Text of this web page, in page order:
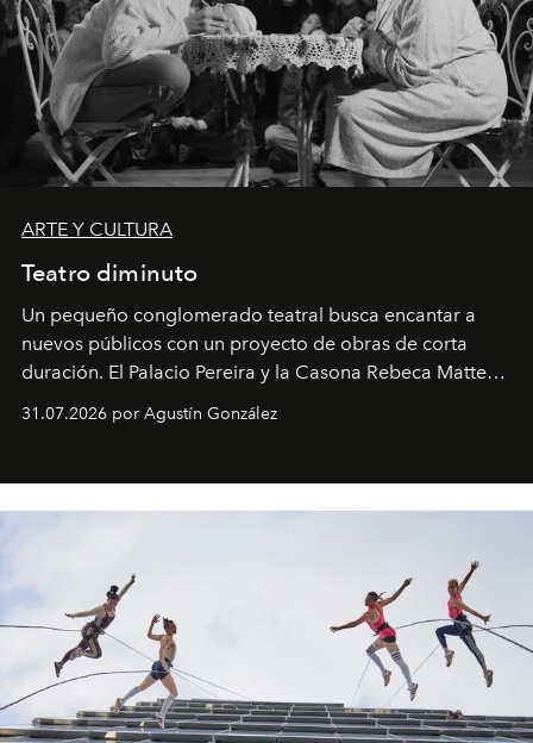
ARTE Y CULTURA
Teatro diminuto
Un pequeño conglomerado teatral busca encantar a
nuevos públicos con un proyecto de obras de corta
duración. El Palacio Pereira y la Casona Rebeca Matte
son algunos de los lugares que han albergado estas
miniobras. Sus puestas en escena son limpias; ponen el
31.07.2026 por Agustín González